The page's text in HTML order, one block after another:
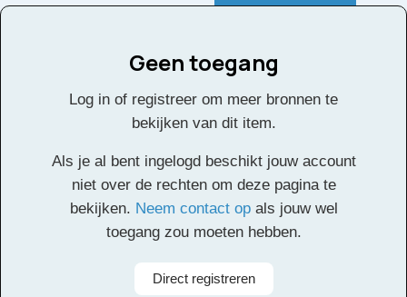
Le Carnaval des
Animaux Suite
voor de partituur en de overige partijen.
Facebook
TwitterEmailPinterestLinkedIn
Delen
Geen toegang
Log in of registreer om meer bronnen te
bekijken van dit item.
Als je al bent ingelogd beschikt jouw account
niet over de rechten om deze pagina te
bekijken. Neem contact opals jouw wel
toegang zou moeten hebben.
Direct registrerenAlle rechten voorbehouden